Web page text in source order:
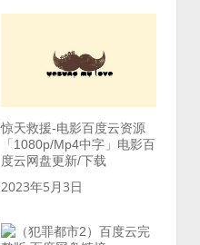
惊天救援-电影百度云资源
「1080p/Mp4中字」电影百
度云网盘更新/下载
2023年5月3日